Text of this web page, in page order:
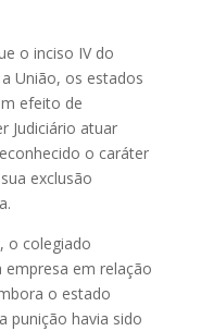
o inciso IV do
União, os estados
efeito de
Judiciário atuar
o caráter
exclusão
o colegiado
empresa em relação
o estado
punição havia sido